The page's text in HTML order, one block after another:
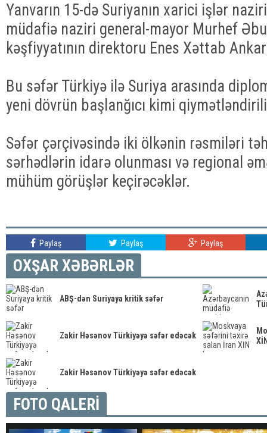
Yanvarın 15-də Suriyanın xarici işlər
müdafiə naziri general-mayor Murhef
kəşfiyyatının direktoru Enes Xəttab
Bu səfər Türkiyə ilə Suriya arasında
yeni dövrün başlanğıcı kimi
Səfər çərçivəsində iki ölkənin rəsmiləri
sərhədlərin idarə olunması və regional
mühüm görüşlər keçirəcəklər.
Paylaş Paylaş Paylaş
OXŞAR XƏBƏRLƏR
ABŞ-dən Suriyaya kritik səfər
Zakir Həsənov Türkiyəyə səfər edəcək
Zakir Həsənov Türkiyəyə səfər edəcək
FOTO QALERİ